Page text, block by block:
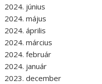
2024. június
2024. május
2024. április
2024. március
2024. február
2024. január
2023. december